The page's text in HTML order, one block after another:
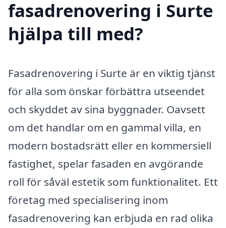
fasadrenovering i Surte
hjälpa till med?
Fasadrenovering i Surte är en viktig tjänst
för alla som önskar förbättra utseendet
och skyddet av sina byggnader. Oavsett
om det handlar om en gammal villa, en
modern bostadsrätt eller en kommersiell
fastighet, spelar fasaden en avgörande
roll för såväl estetik som funktionalitet. Ett
företag med specialisering inom
fasadrenovering kan erbjuda en rad olika